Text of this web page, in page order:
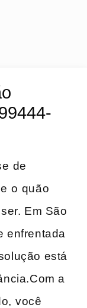
de
⁤o⁣ quão
Em São
enfrentada
está
a
⁣você